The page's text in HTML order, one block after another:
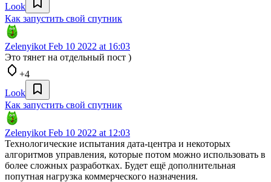
Look
Как запустить свой спутник
Zelenyikot Feb 10 2022 at 16:03
Это тянет на отдельный пост )
+4
Look
Как запустить свой спутник
Zelenyikot Feb 10 2022 at 12:03
Технологические испытания дата-центра и некоторых
алгоритмов управления, которые потом можно использовать в
более сложных разработках. Будет ещё дополнительная
попутная нагрузка коммерческого назначения.